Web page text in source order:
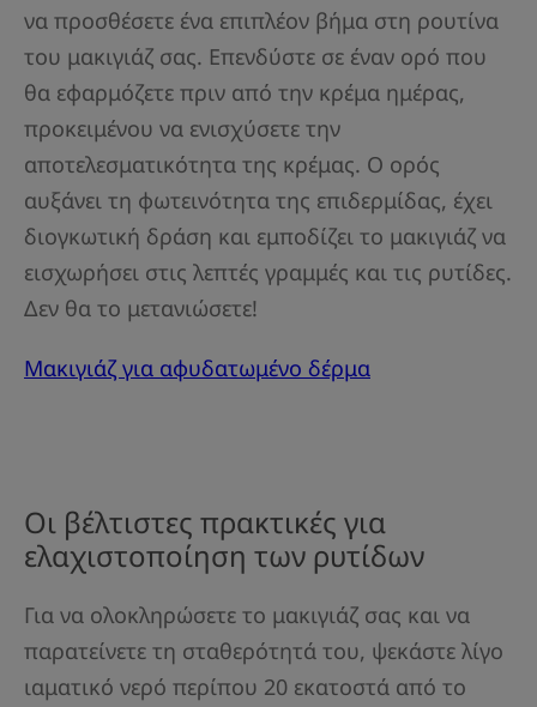
να προσθέσετε ένα επιπλέον βήμα στη ρουτίνα
του μακιγιάζ σας. Επενδύστε σε έναν ορό που
θα εφαρμόζετε πριν από την κρέμα ημέρας,
προκειμένου να ενισχύσετε την
αποτελεσματικότητα της κρέμας. Ο ορός
αυξάνει τη φωτεινότητα της επιδερμίδας, έχει
διογκωτική δράση και εμποδίζει το μακιγιάζ να
εισχωρήσει στις λεπτές γραμμές και τις ρυτίδες.
Δεν θα το μετανιώσετε!
Μακιγιάζ για αφυδατωμένο δέρμα
Οι βέλτιστες πρακτικές για
ελαχιστοποίηση των ρυτίδων
Για να ολοκληρώσετε το μακιγιάζ σας και να
παρατείνετε τη σταθερότητά του, ψεκάστε λίγο
ιαματικό νερό περίπου 20 εκατοστά από το